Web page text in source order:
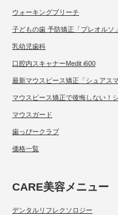
ウォーキングブリーチ
子どもの歯 予防矯正「プレオルソ」
乳幼児歯科
口腔内スキャナーMedit i600
最新マウスピース矯正「シュアス
マウスピース矯正で後悔しない！
マウスガード
歯っぴークラブ
価格一覧
CARE美容メニュー
デンタルリフレクソロジー